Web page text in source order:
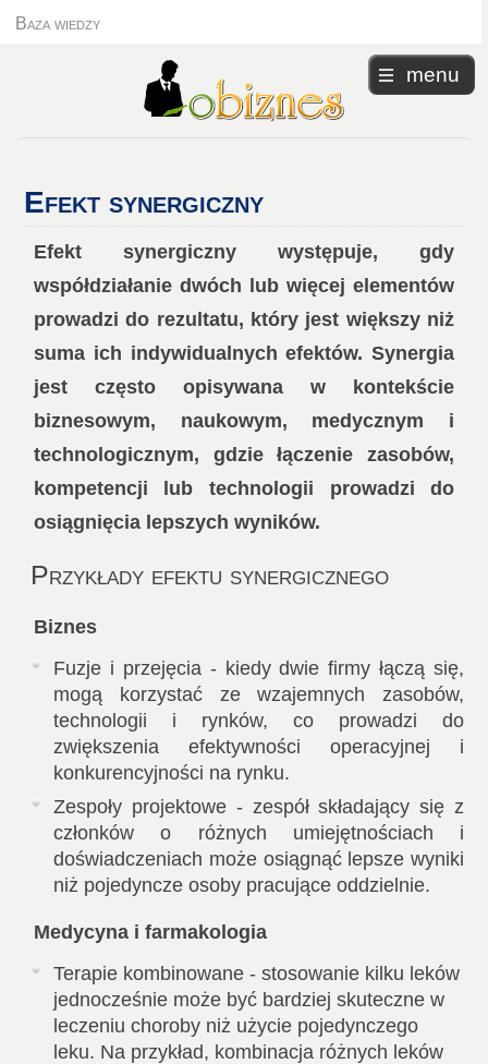
Baza wiedzy
menu
Efekt synergiczny
Efekt synergiczny występuje, gdy
współdziałanie dwóch lub więcej elementów
prowadzi do rezultatu, który jest większy niż
suma ich indywidualnych efektów. Synergia
jest często opisywana w kontekście
biznesowym, naukowym, medycznym i
technologicznym, gdzie łączenie zasobów,
kompetencji lub technologii prowadzi do
osiągnięcia lepszych wyników.
Przykłady efektu synergicznego
Biznes
Fuzje i przejęcia - kiedy dwie firmy łączą się,
mogą korzystać ze wzajemnych zasobów,
technologii i rynków, co prowadzi do
zwiększenia efektywności operacyjnej i
konkurencyjności na rynku.
Zespoły projektowe - zespół składający się z
członków o różnych umiejętnościach i
doświadczeniach może osiągnąć lepsze wyniki
niż pojedyncze osoby pracujące oddzielnie.
Medycyna i farmakologia
Terapie kombinowane - stosowanie kilku leków
jednocześnie może być bardziej skuteczne w
leczeniu choroby niż użycie pojedynczego
leku. Na przykład, kombinacja różnych leków